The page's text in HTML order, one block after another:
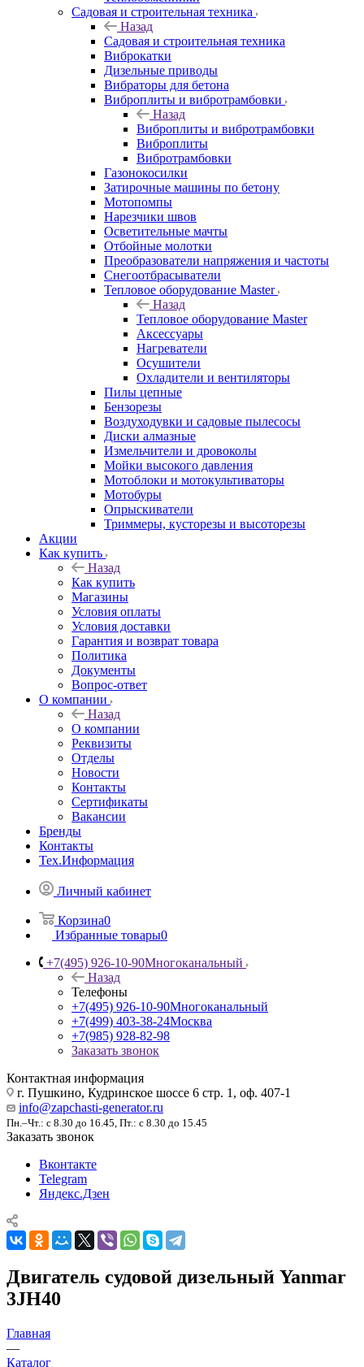
Садовая и строительная техника
Назад
Садовая и строительная техника
Виброкатки
Дизельные приводы
Вибраторы для бетона
Виброплиты и вибротрамбовки
Назад
Виброплиты и вибротрамбовки
Виброплиты
Вибротрамбовки
Газонокосилки
Затирочные машины по бетону
Мотопомпы
Нарезчики швов
Осветительные мачты
Отбойные молотки
Преобразователи напряжения и частоты
Снегоотбрасыватели
Тепловое оборудование Master
Назад
Тепловое оборудование Master
Аксессуары
Нагреватели
Осушители
Охладители и вентиляторы
Пилы цепные
Бензорезы
Воздуходувки и садовые пылесосы
Диски алмазные
Измельчители и дровоколы
Мойки высокого давления
Мотоблоки и мотокультиваторы
Мотобуры
Опрыскиватели
Триммеры, кусторезы и высоторезы
Акции
Как купить
Назад
Как купить
Магазины
Условия оплаты
Условия доставки
Гарантия и возврат товара
Политика
Документы
Вопрос-ответ
О компании
Назад
О компании
Реквизиты
Отделы
Новости
Контакты
Сертификаты
Вакансии
Бренды
Контакты
Тех.Информация
Личный кабинет
Корзина0
Избранные товары0
+7(495) 926-10-90Многоканальный
Назад
Телефоны
+7(495) 926-10-90Многоканальный
+7(499) 403-38-24Москва
+7(985) 928-82-98
Заказать звонок
Контактная информация
г. Пушкино, Кудринское шоссе 6 стр. 1, оф. 407-1
info@zapchasti-generator.ru
Пн.–Чт.: с 8.30 до 16.45, Пт.: с 8.30 до 15.45
Заказать звонок
Вконтакте
Telegram
Яндекс.Дзен
Двигатель судовой дизельный Yanmar
3JH40
Главная
—
Каталог